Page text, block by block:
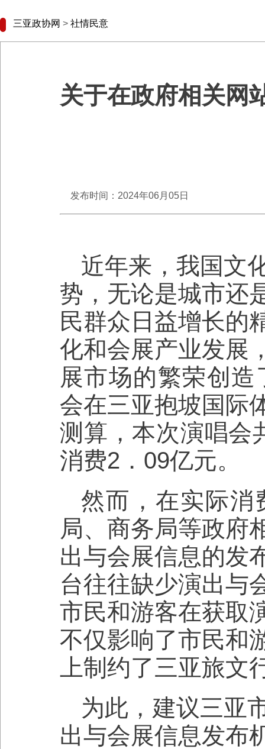
三亚政协网 > 社情民意
关于在政府相关网
发布时间：2024年06月05日
近年来，我国文
势，无论是城市还
民群众日益增长的
化和会展产业发展
展市场的繁荣创
会在三亚抱坡国际
测算，本次演唱会
消费2．09亿元。
然而，在实际消
局、商务局等政府
出与会展信息的发
台往往缺少演出与
市民和游客在获取
不仅影响了市民和
上制约了三亚旅文
为此，建议三亚
出与会展信息发布